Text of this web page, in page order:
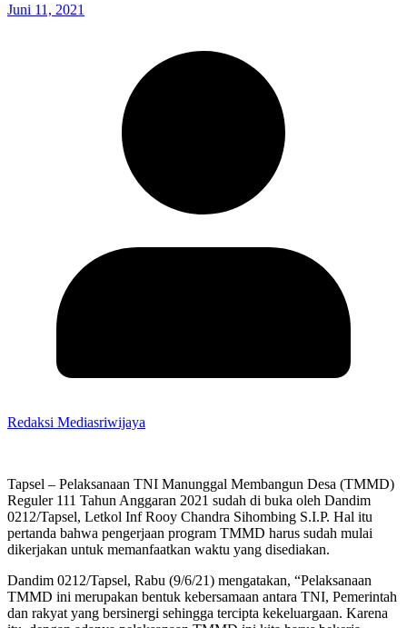
Juni 11, 2021
Redaksi Mediasriwijaya
Tapsel – Pelaksanaan TNI Manunggal Membangun Desa (TMMD)
Reguler 111 Tahun Anggaran 2021 sudah di buka oleh Dandim
0212/Tapsel, Letkol Inf Rooy Chandra Sihombing S.I.P. Hal itu
pertanda bahwa pengerjaan program TMMD harus sudah mulai
dikerjakan untuk memanfaatkan waktu yang disediakan.
Dandim 0212/Tapsel, Rabu (9/6/21) mengatakan, “Pelaksanaan
TMMD ini merupakan bentuk kebersamaan antara TNI, Pemerintah
dan rakyat yang bersinergi sehingga tercipta kekeluargaan. Karena